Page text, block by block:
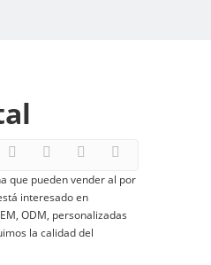
que pueden vender al por
interesado en
ODM, personalizadas
la calidad del